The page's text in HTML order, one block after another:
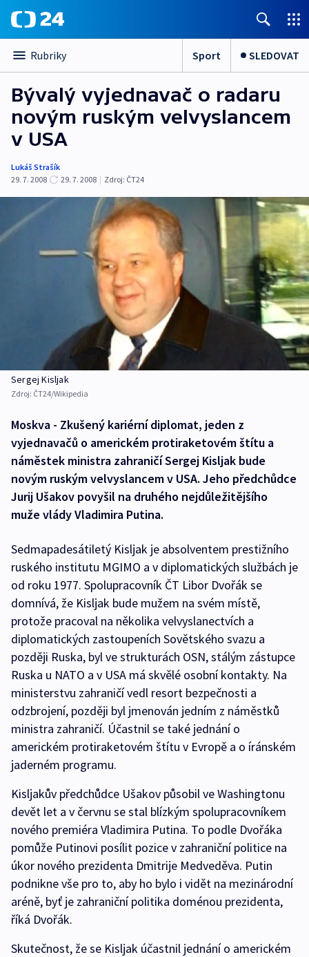
Rubriky Sport SLEDOVAT
Bývalý vyjednavač o radaru
novým ruským velvyslancem
v USA
Lukáš Strašík
29. 7. 2008
29. 7. 2008 | Zdroj: ČT24
Sergej Kisljak
Zdroj: ČT24/Wikipedia
Moskva - Zkušený kariérní diplomat, jeden z
vyjednavačů o americkém protiraketovém štítu a
náměstek ministra zahraničí Sergej Kisljak bude
novým ruským velvyslancem v USA. Jeho předchůdce
Jurij Ušakov povyšil na druhého nejdůležitějšího
muže vlády Vladimira Putina.
Sedmapadesátiletý Kisljak je absolventem prestižního
ruského institutu MGIMO a v diplomatických službách je
od roku 1977. Spolupracovník ČT Libor Dvořák se
domnívá, že Kisljak bude mužem na svém místě,
protože pracoval na několika velvyslanectvích a
diplomatických zastoupeních Sovětského svazu a
později Ruska, byl ve strukturách OSN, stálým zástupce
Ruska u NATO a v USA má skvělé osobní kontakty. Na
ministerstvu zahraničí vedl resort bezpečnosti a
odzbrojení, později byl jmenován jedním z náměstků
ministra zahraničí. Účastnil se také jednání o
americkém protiraketovém štítu v Evropě a o íránském
jaderném programu.
Kisljakův předchůdce Ušakov působil ve Washingtonu
devět let a v červnu se stal blízkým spolupracovníkem
nového premiéra Vladimira Putina. To podle Dvořáka
pomůže Putinovi posílit pozice v zahraniční politice na
úkor nového prezidenta Dmitrije Medveděva. Putin
podnikne vše pro to, aby ho bylo i vidět na mezinárodní
aréně, byť je zahraniční politika doménou prezidenta,
říká Dvořák.
Skutečnost, že se Kisljak účastnil jednání o americkém